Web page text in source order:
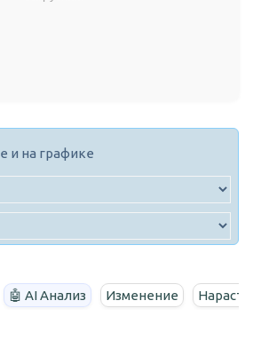
и на графике
🤖 AI Анализ Изменение